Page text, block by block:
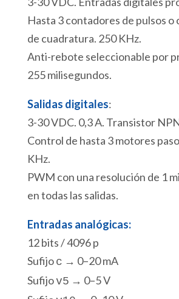
Hasta 3 contadores de pulsos
de cuadratura. 250 KHz.
Anti-rebote seleccionable por
255 milisegundos.
Salidas digitales:
3-30 VDC. 0,3 A. Transistor
Control de hasta 3 motores
KHz.
PWM con una resolución de 1
en todas las salidas.
Entradas analógicas:
12 bits / 4096 p
Sufijo c → 0–20 mA
Sufijov5 → 0–5 V